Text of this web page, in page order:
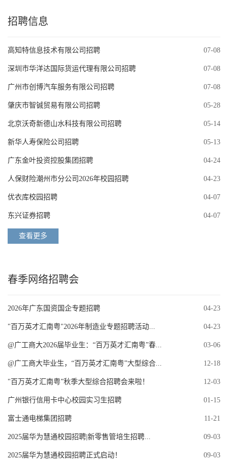
招聘信息
高知特信息技术有限公司招聘 07-08
深圳市华洋达国际货运代理有限公司招聘 07-08
广州市创博汽车服务有限公司招聘 07-08
肇庆市智铖贸易有限公司招聘 05-28
北京沃奇新德山水科技有限公司招聘 05-14
新华人寿保险公司招聘 05-13
广东金叶投资控股集团招聘 04-24
人保财险潮州市分公司2026年校园招聘 04-23
优衣库校园招聘 04-07
东兴证券招聘 04-07
查看更多
春季网络招聘会
2026年广东国资国企专题招聘 04-23
"百万英才汇南粤"2026年制造业专题招聘活动... 04-23
@广工商大2026届毕业生：“百万英才汇南粤”春... 03-06
@广工商大毕业生，“百万英才汇南粤”大型综合... 12-18
"百万英才汇南粤”秋季大型综合招聘会来啦！ 12-03
广州银行信用卡中心校园实习生招聘 01-15
富士通电梯集团招聘 11-21
2025届华为慧通校园招聘|新零售管培生招聘... 09-03
2025届华为慧通校园招聘正式启动！ 09-03